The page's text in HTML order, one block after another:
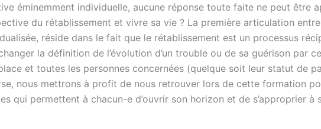
éminemment individuelle, aucune réponse toute faite ne peut être
du rétablissement et vivre sa vie ? La première articulation
réside dans le fait que le rétablissement est un processus
la définition de l’évolution d’un trouble ou de sa guérison par
et toutes les personnes concernées (quelque soit leur statut de
nous mettrons à profit de nous retrouver lors de cette formation
qui permettent à chacun-e d’ouvrir son horizon et de s’approprier